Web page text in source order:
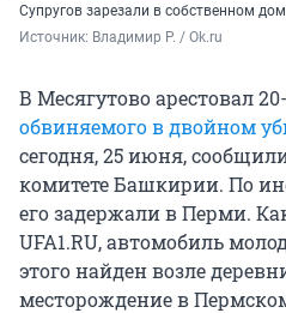
Супругов зарезали в собственном
Источник: Владимир Р. / Ok.ru
В Месягутово арестовал
обвиняемого в двойном
сегодня, 25 июня,
комитете Башкирии. По
его задержали в Перми.
UFA1.RU, автомобиль
этого найден возле
месторождение в